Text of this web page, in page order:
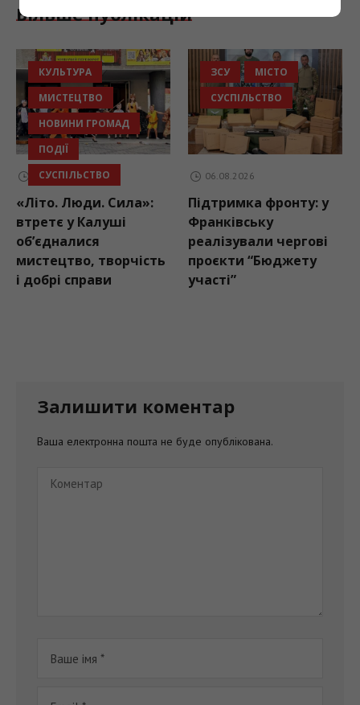
Більше публікацій
ЗСУ
МІСТО
СУСПІЛЬСТВО
06.08.2026
Підтримка фронту: у
Франківську
реалізували чергові
проєкти “Бюджету
участі”
БЕЗПЕКА
НОВИНИ ГРОМАД
ОСВІТА
СУСПІЛЬСТВО
06.08.2026
На Прикарпатті
патрульні
перевіряють
готовність шкільних
автобусів, які